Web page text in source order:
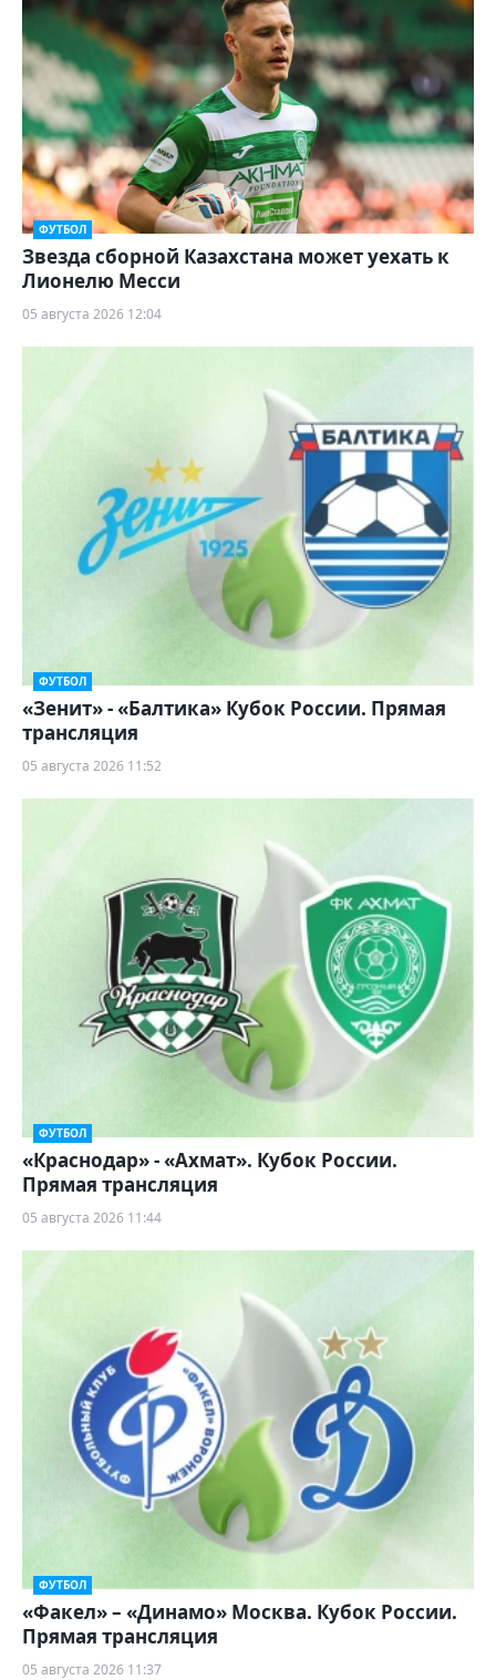
ФУТБОЛ
Звезда сборной Казахстана может уехать к
Лионелю Месси
05 августа 2026 12:04
ФУТБОЛ
«Зенит» - «Балтика» Кубок России. Прямая
трансляция
05 августа 2026 11:52
ФУТБОЛ
«Краснодар» - «Ахмат». Кубок России.
Прямая трансляция
05 августа 2026 11:44
ФУТБОЛ
«Факел» – «Динамо» Москва. Кубок России.
Прямая трансляция
05 августа 2026 11:37